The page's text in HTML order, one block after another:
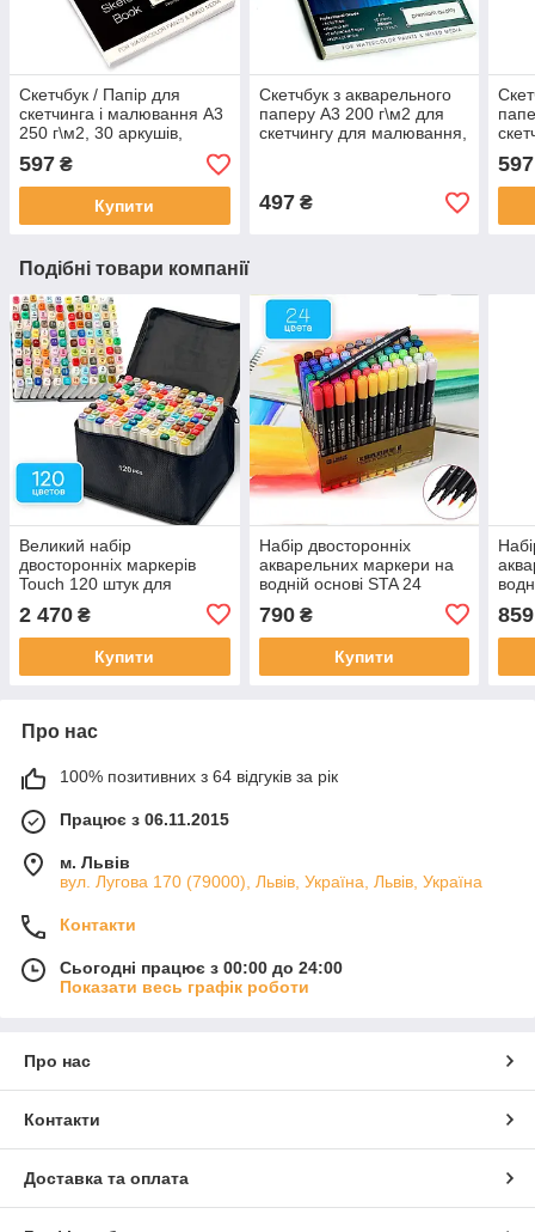
Скетчбук / Папір для
скетчинга і малювання А3
250 г\м2, 30 аркушів,
альбом на спіралі
(54875487)
597 ₴
Купити
Скетчбук з акварельного
паперу А3 200 г\м2 для
скетчингу для малювання,
497₴
597
Подібні товари компанії
Великий набір
двосторонніх маркерів
Touch 120 штук для
малювання і скетчингу на
спиртовій основі!
2 470 ₴
Купити
Набір двосторонніх
акварельних маркери на
водній основі STA 24
кольори (B141019) Водні
маркери для малювання
790₴
Купити
859
Про нас
100% позитивних з 64 відгуків за рік
Працює з 06.11.2015
м. Львів
вул. Лугова 170 (79000), Львів, Україна, Львів, Україна
Контакти
Сьогодні працює з 00:00 до 24:00
Показати весь графік роботи
Про нас
Контакти
Доставка та оплата